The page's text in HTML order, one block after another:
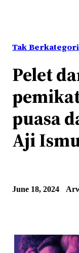
Tak Berkategori
Pelet
puasa
Aji
June 18, 2024